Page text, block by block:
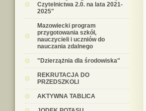
Czytelnictwa 2.0. na lata 2021-
2025"
Mazowiecki program
przygotowania szkół,
nauczycieli i uczniów do
nauczania zdalnego
"Dzierzążnia dla środowiska"
REKRUTACJA DO
PRZEDSZKOLI
AKTYWNA TABLICA